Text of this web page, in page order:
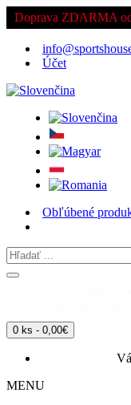
Doprava ZDARMA
Účet
Obľúbené
0 ks - 0,00€
MENU